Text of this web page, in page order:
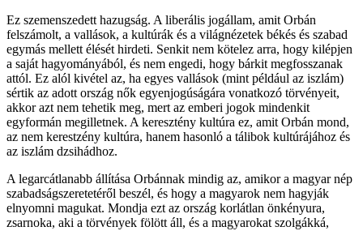
Ez szemenszedett hazugság. A liberális jogállam, amit Orbán
felszámolt, a vallások, a kultúrák és a világnézetek békés és szabad
egymás mellett élését hirdeti. Senkit nem kötelez arra, hogy kilépjen
a saját hagyományából, és nem engedi, hogy bárkit megfosszanak
attól. Ez alól kivétel az, ha egyes vallások (mint például az iszlám)
sértik az adott ország nők egyenjogúságára vonatkozó törvényeit,
akkor azt nem tehetik meg, mert az emberi jogok mindenkit
egyformán megilletnek. A keresztény kultúra ez, amit Orbán mond,
az nem kerestzény kultúra, hanem hasonló a tálibok kultúrájához és
az iszlám dzsihádhoz.
A legarcátlanabb állítása Orbánnak mindig az, amikor a magyar nép
szabadságszeretetéről beszél, és hogy a magyarok nem hagyják
elnyomni magukat. Mondja ezt az ország korlátlan önkényura,
zsarnoka, aki a törvények fölött áll, és a magyarokat szolgákká,